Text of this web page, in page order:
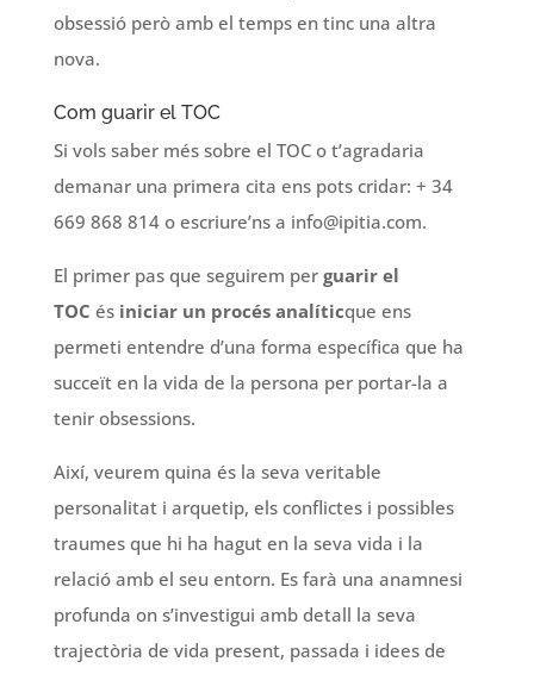
obsessió però amb el temps en tinc una altra
nova.
Com guarir el TOC
Si vols saber més sobre el TOC o t’agradaria
demanar una primera cita ens pots cridar: + 34
669 868 814 o escriure’ns a info@ipitia.com.
El primer pas que seguirem per guarir el
TOC és iniciar un procés analíticque ens
permeti entendre d’una forma específica que ha
succeït en la vida de la persona per portar-la a
tenir obsessions.
Així, veurem quina és la seva veritable
personalitat i arquetip, els conflictes i possibles
traumes que hi ha hagut en la seva vida i la
relació amb el seu entorn. Es farà una anamnesi
profunda on s’investigui amb detall la seva
trajectòria de vida present, passada i idees de